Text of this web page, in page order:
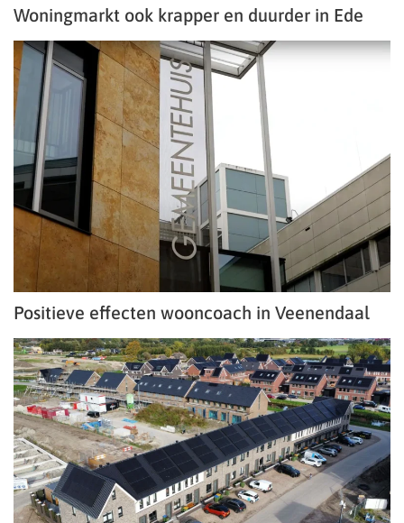
Woningmarkt ook krapper en duurder in Ede
Positieve effecten wooncoach in Veenendaal